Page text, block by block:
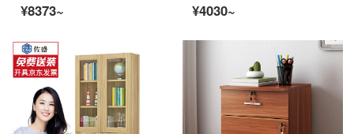
¥8373~
¥4030~